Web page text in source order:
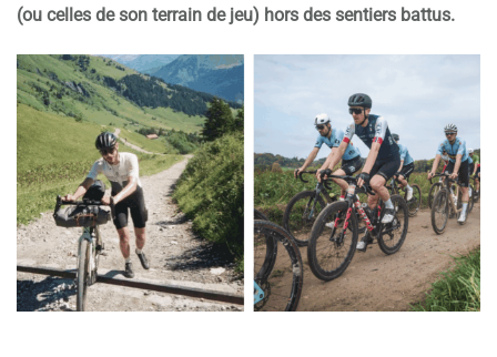
(ou celles de son terrain de jeu) hors des sentiers battus.